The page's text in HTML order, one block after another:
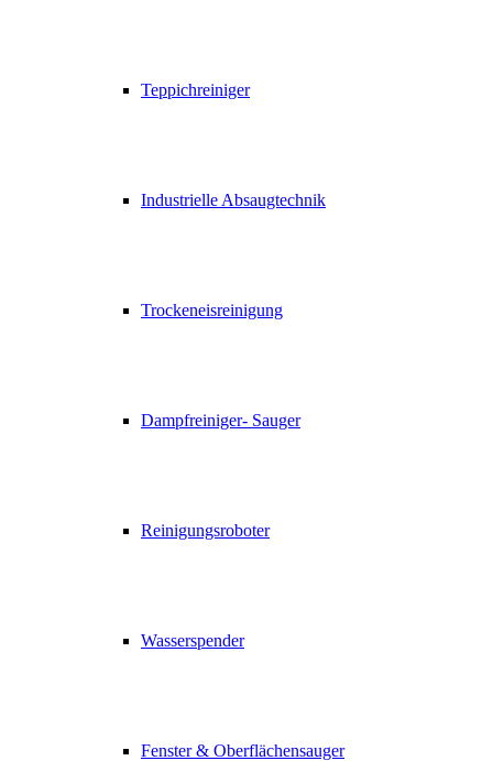
Teppichreiniger
Industrielle Absaugtechnik
Trockeneisreinigung
Dampfreiniger- Sauger
Reinigungsroboter
Wasserspender
Fenster & Oberflächensauger